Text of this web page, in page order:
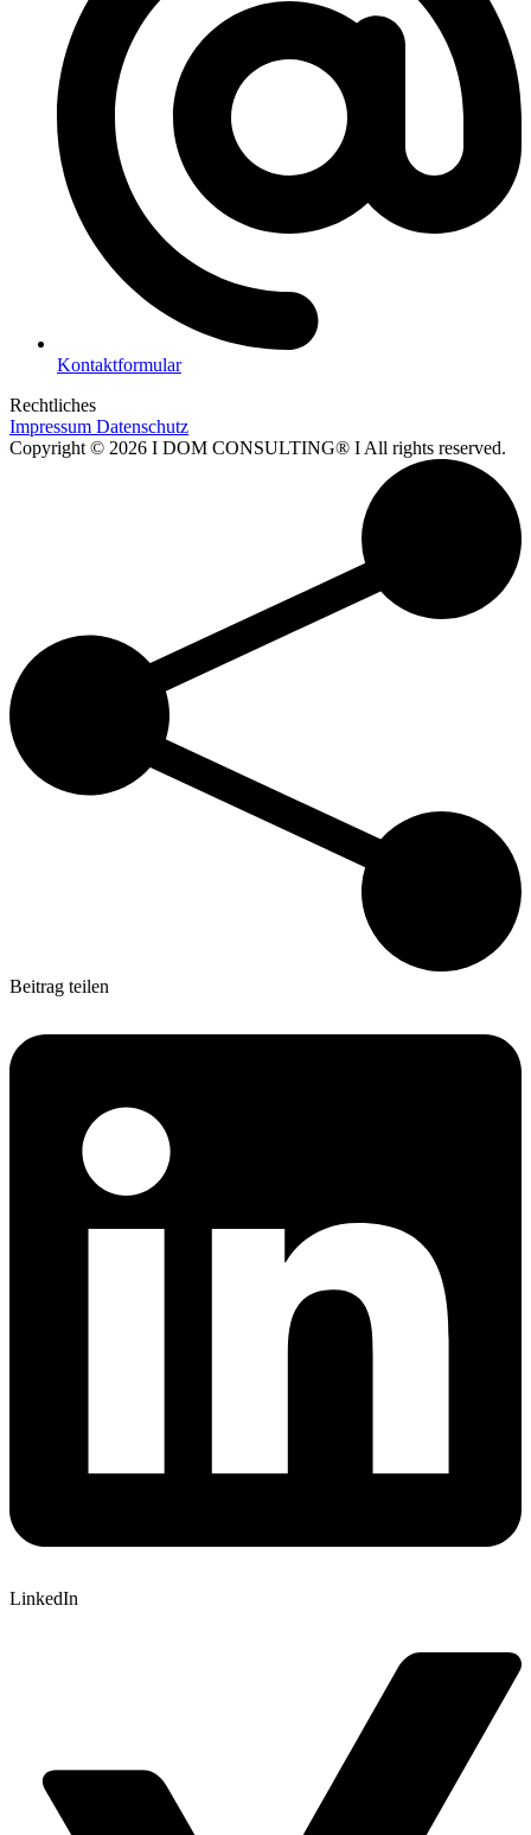
Kontaktformular
Rechtliches
Impressum Datenschutz
Copyright © 2026 I DOM CONSULTING® I All rights reserved.
Beitrag teilen
LinkedIn